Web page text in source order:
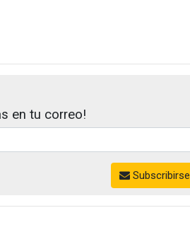
en tu correo!
Subscribirse